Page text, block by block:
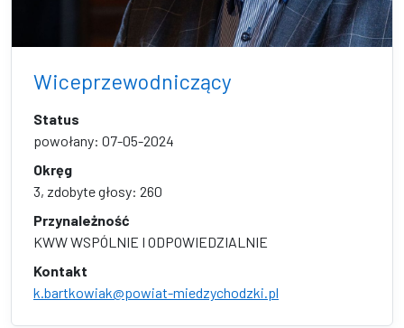
Wiceprzewodniczący
Status
powołany: 07-05-2024
Okręg
3, zdobyte głosy: 260
Przynależność
KWW WSPÓLNIE I ODPOWIEDZIALNIE
Kontakt
k.bartkowiak@powiat-miedzychodzki.pl